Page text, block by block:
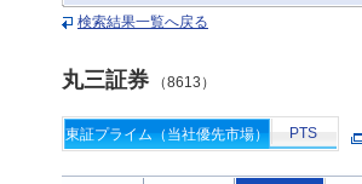
検索結果一覧へ戻る
丸三証券 （8613）
東証プライム（当社優先市場） PTS